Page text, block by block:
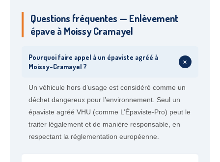
Questions fréquentes — Enlèvement
épave à Moissy Cramayel
Pourquoi faire appel à un épaviste agréé à
Moissy-Cramayel ?
+
Un véhicule hors d’usage est considéré comme un
déchet dangereux pour l’environnement. Seul un
épaviste agréé VHU (comme L’Épaviste-Pro) peut le
traiter légalement et de manière responsable, en
respectant la réglementation européenne.